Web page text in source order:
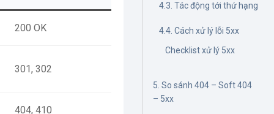
200 OK
301, 302
404, 410
4.3. Tác động tới thứ hạng
4.4. Cách xử lý lỗi 5xx
Checklist xử lý 5xx
5. So sánh 404 – Soft 404
– 5xx